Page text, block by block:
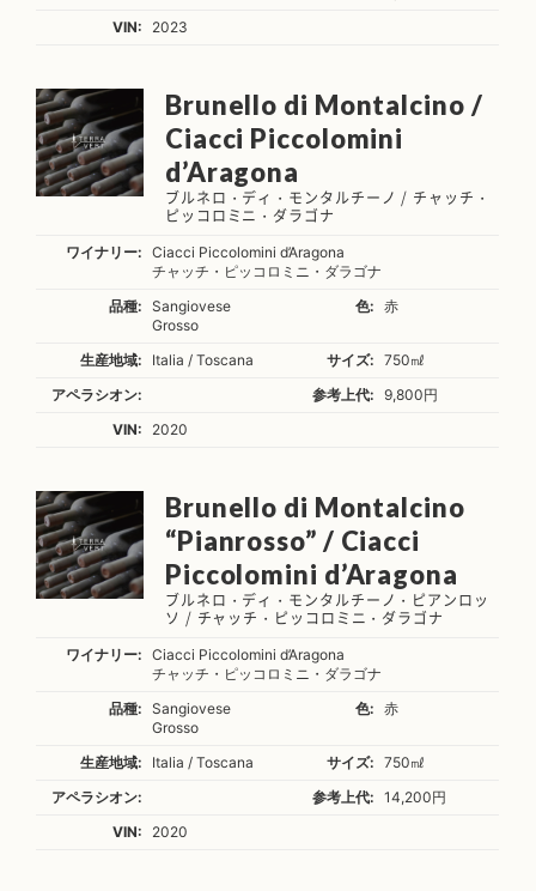
VIN:
2023
Brunello di Montalcino /
Ciacci Piccolomini
d’Aragona
ブルネロ・ディ・モンタルチーノ / チャッチ・
ピッコロミニ・ダラゴナ
ワイナリー:
Ciacci Piccolomini d’Aragona
チャッチ・ピッコロミニ・ダラゴナ
品種:
Sangiovese
Grosso
色: 赤
生産地域: Italia / Toscana サイズ:
750㎖
アペラシオン:
参考上代:
9,800円
VIN:
2020
Brunello di Montalcino
“Pianrosso” / Ciacci
Piccolomini d’Aragona
ブルネロ・ディ・モンタルチーノ・ピアンロッ
ソ / チャッチ・ピッコロミニ・ダラゴナ
ワイナリー:
Ciacci Piccolomini d’Aragona
チャッチ・ピッコロミニ・ダラゴナ
品種:
Sangiovese
Grosso
色: 赤
生産地域: Italia / Toscana サイズ:
750㎖
アペラシオン:
参考上代:
14,200円
VIN:
2020